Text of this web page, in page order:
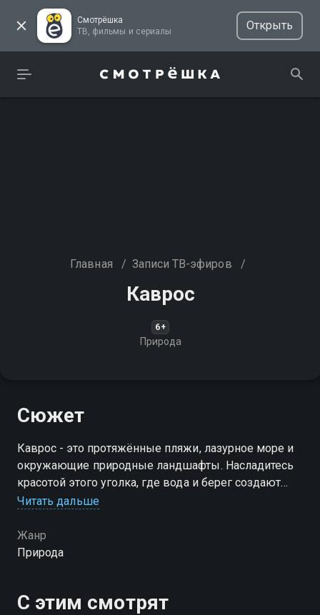
Смотрёшка
ТВ, фильмы и сериалы
Открыть
Главная / Записи ТВ-эфиров /
Каврос
6+
Природа
Сюжет
Каврос - это протяжённые пляжи, лазурное море и
окружающие природные ландшафты. Насладитесь
красотой этого уголка, где вода и берег создают
гармоничный пейзаж
Читать дальше
Жанр
Природа
С этим смотрят